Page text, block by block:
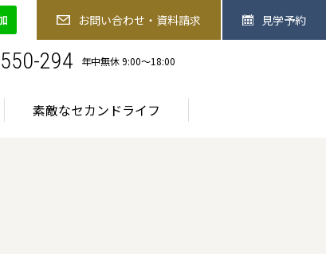
お問い合わせ・資料請求 見学予約
294 年中無休 9:00〜18:00
素敵なセカンドライフ
お問い合わせ・資料請求 見学予約
事 医療サービス